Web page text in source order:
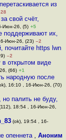
из
свой счёт,
Июн-26, (5) +5
поддерживают их,
Июн-26, (23) –2
почитайте https lwn
–2
открытом виде
(66) +1
народную после
16:10 , 16-Июн-26, (70)
палить не буду,
18:54 , 16-Июн-26,
(ok), 19:54 , 16-
опеннета , Аноним